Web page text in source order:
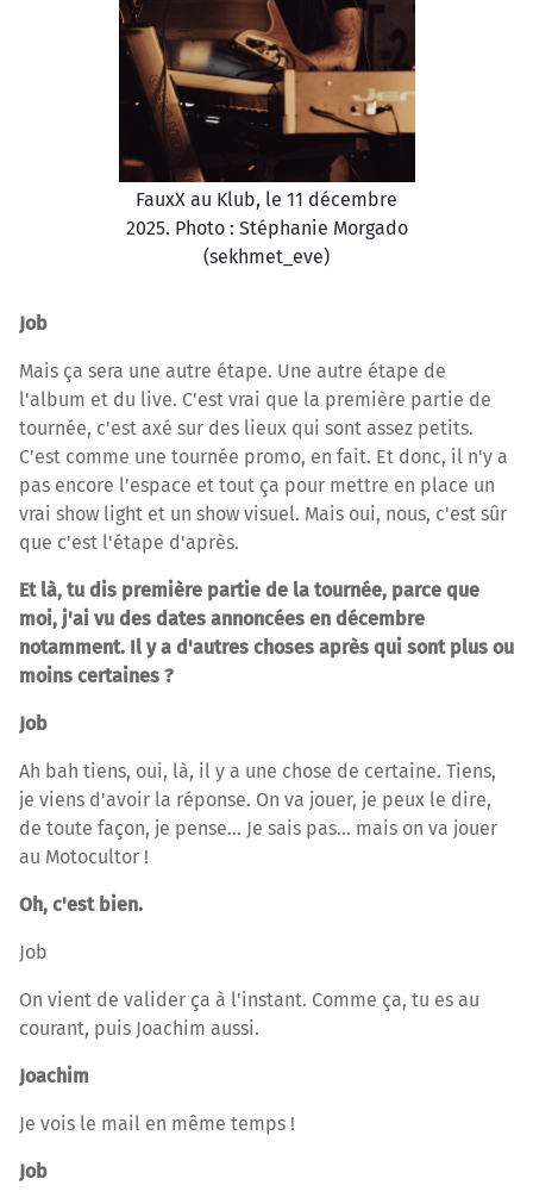
FauxX au Klub, le 11 décembre
2025. Photo : Stéphanie Morgado
(sekhmet_eve)
Job
Mais ça sera une autre étape. Une autre étape de
l'album et du live. C'est vrai que la première partie de
tournée, c'est axé sur des lieux qui sont assez petits.
C'est comme une tournée promo, en fait. Et donc, il n'y a
pas encore l'espace et tout ça pour mettre en place un
vrai show light et un show visuel. Mais oui, nous, c'est sûr
que c'est l'étape d'après.
Et là, tu dis première partie de la tournée, parce que
moi, j'ai vu des dates annoncées en décembre
notamment. Il y a d'autres choses après qui sont plus ou
moins certaines ?
Job
Ah bah tiens, oui, là, il y a une chose de certaine. Tiens,
je viens d'avoir la réponse. On va jouer, je peux le dire,
de toute façon, je pense… Je sais pas... mais on va jouer
au Motocultor !
Oh, c'est bien.
Job
On vient de valider ça à l'instant. Comme ça, tu es au
courant, puis Joachim aussi.
Joachim
Je vois le mail en même temps !
Job